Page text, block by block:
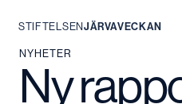
Hoppa
innehåll
STIFTELSENJÄRVAVECKAN
NYHETER
Ny